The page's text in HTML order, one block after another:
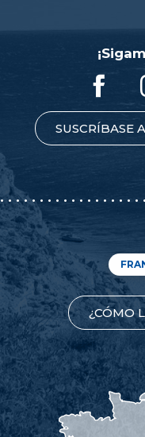
SUSCRÍBASE
¿CÓMO